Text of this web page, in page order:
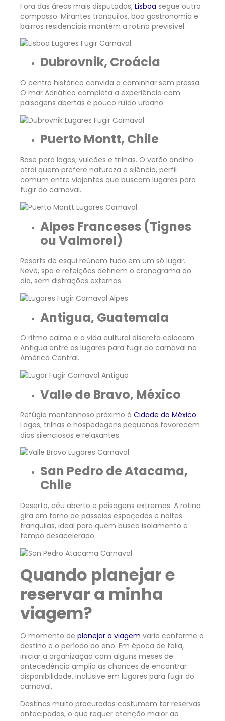
Fora das áreas mais disputadas, Lisboa segue outro
compasso. Mirantes tranquilos, boa gastronomia e
bairros residenciais mantêm a rotina previsível.
Dubrovnik, Croácia
O centro histórico convida a caminhar sem pressa.
O mar Adriático completa a experiência com
paisagens abertas e pouco ruído urbano.
Puerto Montt, Chile
Base para lagos, vulcões e trilhas. O verão andino
atrai quem prefere natureza e silêncio, perfil
comum entre viajantes que buscam lugares para
fugir do carnaval.
Alpes Franceses (Tignes
ou Valmorel)
Resorts de esqui reúnem tudo em um só lugar.
Neve, spa e refeições definem o cronograma do
dia, sem distrações externas.
Antigua, Guatemala
O ritmo calmo e a vida cultural discreta colocam
Antigua entre os lugares para fugir do carnaval na
América Central.
Valle de Bravo, México
Refúgio montanhoso próximo à Cidade do México.
Lagos, trilhas e hospedagens pequenas favorecem
dias silenciosos e relaxantes.
San Pedro de Atacama,
Chile
Deserto, céu aberto e paisagens extremas. A rotina
gira em torno de passeios espaçados e noites
tranquilas, ideal para quem busca isolamento e
tempo desacelerado.
Quando planejar e
reservar a minha
viagem?
O momento de planejar a viagem varia conforme o
destino e o período do ano. Em época de folia,
iniciar a organização com alguns meses de
antecedência amplia as chances de encontrar
disponibilidade, inclusive em lugares para fugir do
carnaval.
Destinos muito procurados costumam ter reservas
antecipadas, o que requer atenção maior ao